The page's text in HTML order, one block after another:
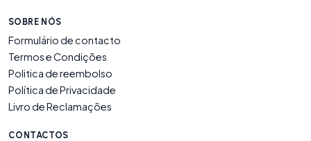
SOBRE NÓS
Formulário de contacto
Termos e Condições
Politica de reembolso
Política de Privacidade
Livro de Reclamações
CONTACTOS